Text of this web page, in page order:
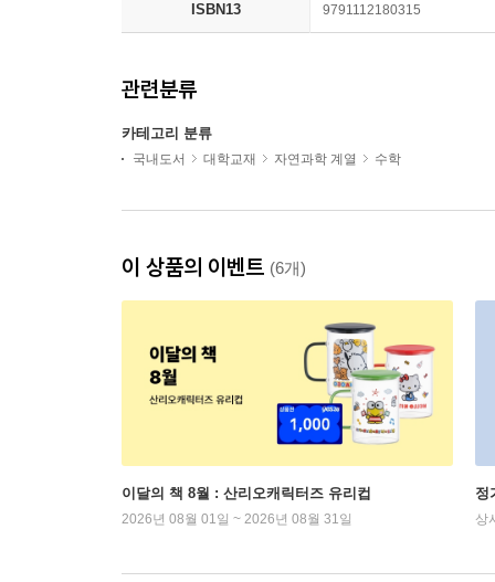
ISBN13 9791112180315
관련분류
카테고리 분류
국내도서 대학교재 자연과학 계열 수학
이 상품의 이벤트 (6개)
이달의 책 8월 : 산리오캐릭터즈 유리컵
2026년 08월 01일 ~ 2026년 08월 31일
정
상